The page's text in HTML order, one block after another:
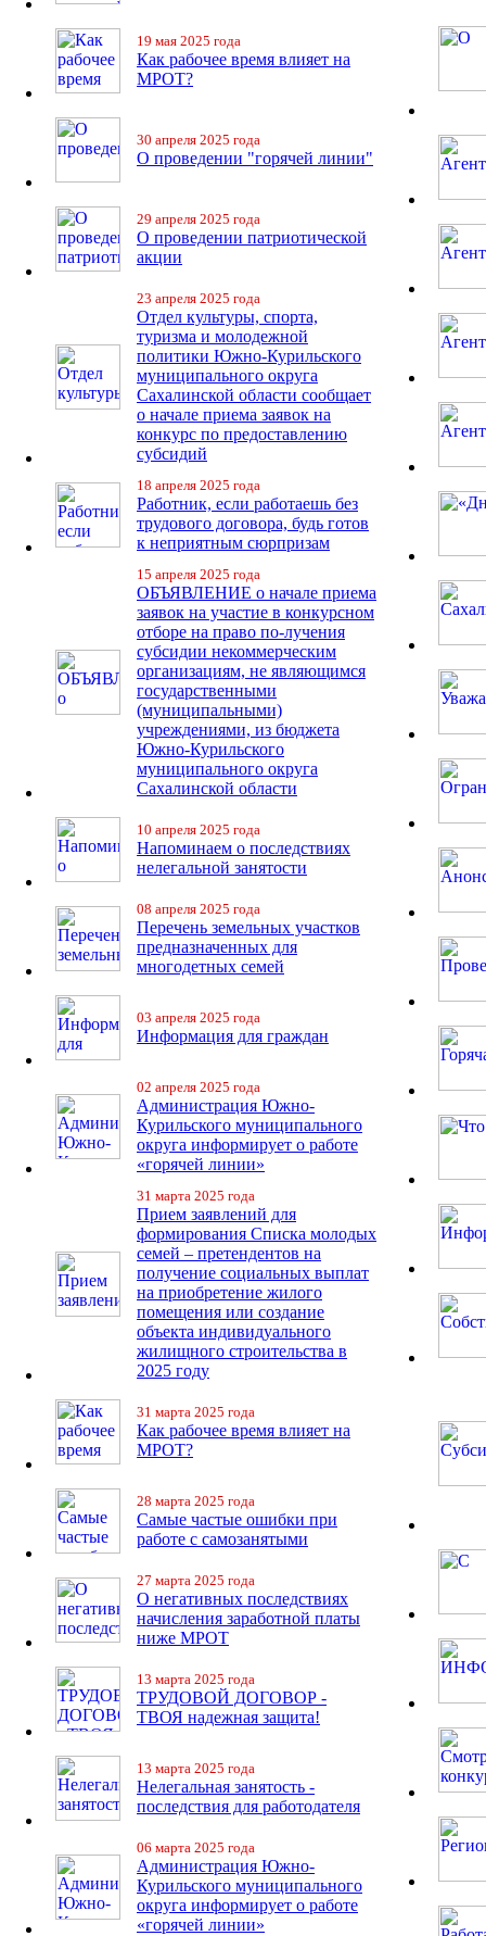
19 мая 2025 года
Как рабочее время влияет на
МРОТ?
30 апреля 2025 года
О проведении "горячей линии"
29 апреля 2025 года
О проведении патриотической
акции
23 апреля 2025 года
Отдел культуры, спорта,
туризма и молодежной
политики Южно-Курильского
муниципального округа
Сахалинской области сообщает
о начале приема заявок на
конкурс по предоставлению
субсидий
18 апреля 2025 года
Работник, если работаешь без
трудового договора, будь готов
к неприятным сюрпризам
15 апреля 2025 года
ОБЪЯВЛЕНИЕ о начале приема
заявок на участие в конкурсном
отборе на право по-лучения
субсидии некоммерческим
организациям, не являющимся
государственными
(муниципальными)
учреждениями, из бюджета
Южно-Курильского
муниципального округа
Сахалинской области
10 апреля 2025 года
Напоминаем о последствиях
нелегальной занятости
08 апреля 2025 года
Перечень земельных участков
предназначенных для
многодетных семей
03 апреля 2025 года
Информация для граждан
02 апреля 2025 года
Администрация Южно-
Курильского муниципального
округа информирует о работе
«горячей линии»
31 марта 2025 года
Прием заявлений для
формирования Списка молодых
семей – претендентов на
получение социальных выплат
на приобретение жилого
помещения или создание
объекта индивидуального
жилищного строительства в
2025 году
31 марта 2025 года
Как рабочее время влияет на
МРОТ?
28 марта 2025 года
Самые частые ошибки при
работе с самозанятыми
27 марта 2025 года
О негативных последствиях
начисления заработной платы
ниже МРОТ
13 марта 2025 года
ТРУДОВОЙ ДОГОВОР -
ТВОЯ надежная защита!
13 марта 2025 года
Нелегальная занятость -
последствия для работодателя
06 марта 2025 года
Администрация Южно-
Курильского муниципального
округа информирует о работе
«горячей линии»